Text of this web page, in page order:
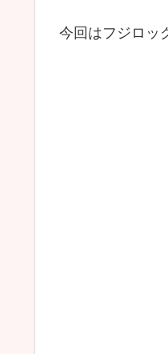
今回はフジロッ